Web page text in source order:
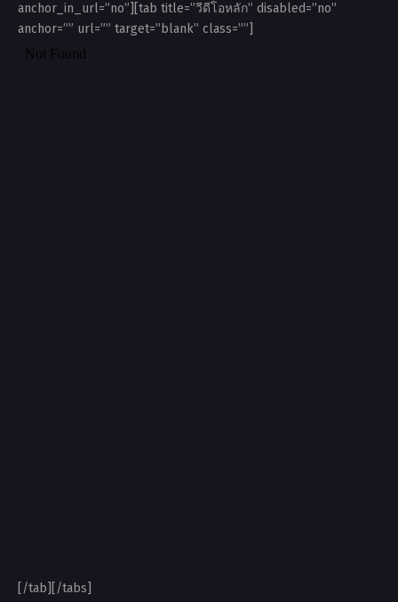
anchor_in_url=”no”][tab title=”วีดีโอหลัก” disabled=”no”
anchor=”” url=”” target=”blank” class=””]
[/tab][/tabs]